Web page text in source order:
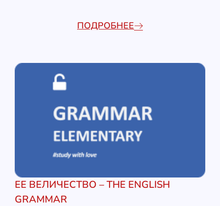
ПОДРОБНЕЕ
ЕЕ ВЕЛИЧЕСТВО – THE ENGLISH
GRAMMAR